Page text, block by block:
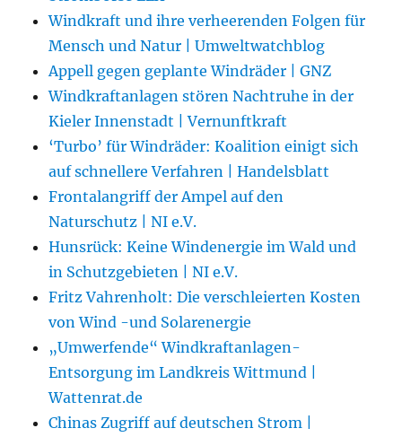
Windkraft und ihre verheerenden Folgen für
Mensch und Natur | Umweltwatchblog
Appell gegen geplante Windräder | GNZ
Windkraftanlagen stören Nachtruhe in der
Kieler Innenstadt | Vernunftkraft
‘Turbo’ für Windräder: Koalition einigt sich
auf schnellere Verfahren | Handelsblatt
Frontalangriff der Ampel auf den
Naturschutz | NI e.V.
Hunsrück: Keine Windenergie im Wald und
in Schutzgebieten | NI e.V.
Fritz Vahrenholt: Die verschleierten Kosten
von Wind -und Solarenergie
„Umwerfende“ Windkraftanlagen-
Entsorgung im Landkreis Wittmund |
Wattenrat.de
Chinas Zugriff auf deutschen Strom |